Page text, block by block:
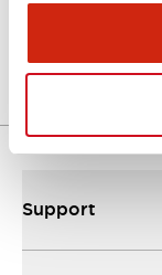
Support